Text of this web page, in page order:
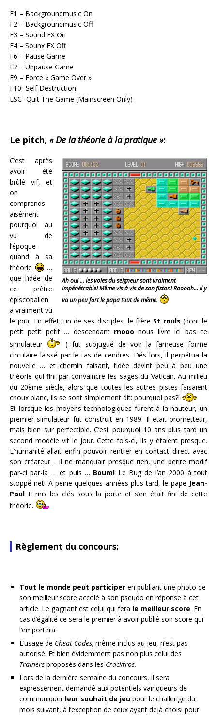
F1 – Backgroundmusic On
F2 – Backgroundmusic Off
F3 – Sound FX On
F4 – Sounx FX Off
F6 – Pause Game
F7 – Unpause Game
F9 – Force « Game Over »
F10- Self Destruction
ESC- Quit The Game (Mainscreen Only)
Le pitch, « De la théorie à la pratique »:
Ah oui … les voies du seigneur sont vraiment
impénétrable! Même vis à vis de son fiston! Rooooh… il y
va un peu fort le papa tout de même.
C’est après
avoir été
brûlé vif, et
on
comprends
aisément
pourquoi au
vu de
l’époque
quand à sa
théorie
…
que l’idée de
ce prêtre
épiscopalien
a vraiment vu
le jour. En effet, un de ses disciples, le frère St rnuls (dont le
petit petit petit … descendant rnooo nous livre ici bas ce
simulateur
) fut subjugué de voir la fameuse forme
circulaire laissé par le tas de cendres. Dés lors, il perpétua la
nouvelle … et chemin faisant, l’idée devint peu à peu une
théorie qui fini par convaincre les sages du Vatican. Au milieu
du 20ème siècle, alors que toutes les autres pistes faisaient
choux blanc, ils se sont simplement dit: pourquoi pas?!
Et lorsque les moyens technologiques furent à la hauteur, un
premier simulateur fut construit en 1989. Il était prometteur,
mais bien sur perfectible. C’est pourquoi 10 ans plus tard un
second modèle vit le jour. Cette fois-ci, ils y étaient presque.
L’humanité allait enfin pouvoir rentrer en contact direct avec
son créateur… il ne manquait presque rien, une petite modif
par-ci par-là … et puis … Boum! Le Bug de l’an 2000 à tout
stoppé net! A peine quelques années plus tard, le pape Jean-
Paul II mis les clés sous la porte et s’en était fini de cette
théorie.
Règlement du concours:
Tout le monde peut participer en publiant une photo de
son meilleur score accolé à son pseudo en réponse à cet
article. Le gagnant est celui qui fera le meilleur score. En
cas d’égalité ce sera le premier à avoir publié son score qui
l’emportera.
L’usage de Cheat-Codes, même inclus au jeu, n’est pas
autorisé. Et bien évidemment pas non plus celui des
Trainers proposés dans les Cracktros.
Lors de la dernière semaine du concours, il sera
expressément demandé aux potentiels vainqueurs de
communiquer leur souhait de jeu pour le challenge du
mois suivant, à l’exception de ceux ayant déjà choisi pour